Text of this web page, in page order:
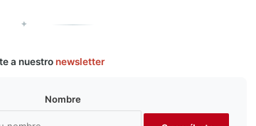
✦
a nuestro newsletter
Nombre